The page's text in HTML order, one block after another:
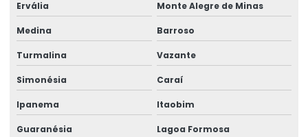
Ervália Monte Alegre de Minas
Medina Barroso
Turmalina Vazante
Simonésia Caraí
Ipanema Itaobim
Guaranésia Lagoa Formosa